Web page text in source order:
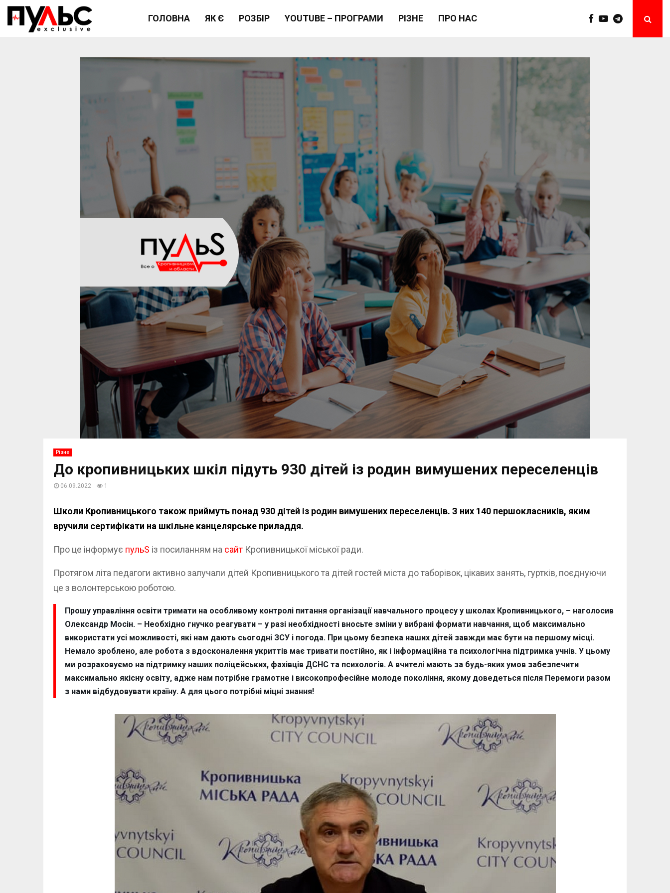
ГОЛОВНА ЯК Є РОЗБІР YOUTUBE – ПРОГРАМИ РІЗНЕ ПРО НАС
Різне
До кропивницьких шкіл підуть 930 дітей із родин вимушених переселенців
06.09.2022 1
Школи Кропивницького також приймуть понад 930 дітей із родин вимушених переселенців. З них 140 першокласників, яким
вручили сертифікати на шкільне канцелярське приладдя.
Про це інформує пульS із посиланням на сайт Кропивницької міської ради.
Протягом літа педагоги активно залучали дітей Кропивницького та дітей гостей міста до таборівок, цікавих занять, гуртків, поєднуючи
це з волонтерською роботою.
Прошу управління освіти тримати на особливому контролі питання організації навчального процесу у школах Кропивницького, – наголосив
Олександр Мосін. – Необхідно гнучко реагувати – у разі необхідності вносьте зміни у вибрані формати навчання, щоб максимально
використати усі можливості, які нам дають сьогодні ЗСУ і погода. При цьому безпека наших дітей завжди має бути на першому місці.
Немало зроблено, але робота з вдосконалення укриттів має тривати постійно, як і інформаційна та психологічна підтримка учнів. У цьому
ми розраховуємо на підтримку наших поліцейських, фахівців ДСНС та психологів. А вчителі мають за будь-яких умов забезпечити
максимально якісну освіту, адже нам потрібне грамотне і високопрофесійне молоде покоління, якому доведеться після Перемоги разом
з нами відбудовувати країну. А для цього потрібні міцні знання!